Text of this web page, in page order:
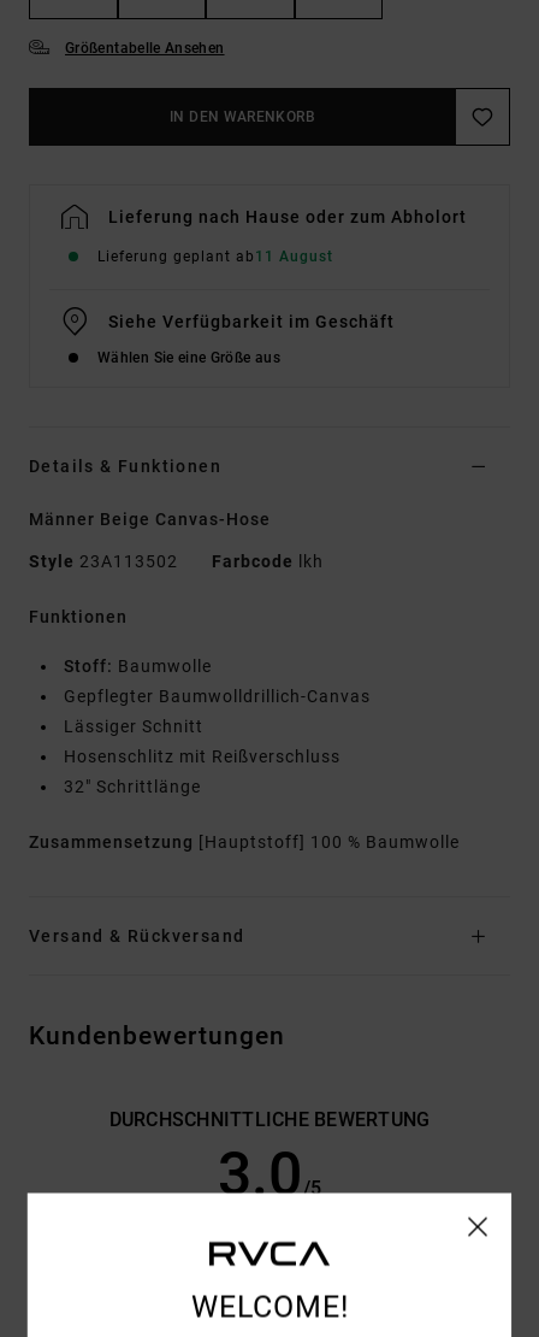
Größentabelle Ansehen
IN DEN WARENKORB
Lieferung nach Hause oder zum Abholort
Lieferung geplant ab 11 August
Siehe Verfügbarkeit im Geschäft
Wählen Sie eine Größe aus
Details & Funktionen
Männer Beige Canvas-Hose
Style 23A113502 Farbcode lkh
Funktionen
Stoff: Baumwolle
Gepflegter Baumwolldrillich-Canvas
Lässiger Schnitt
Hosenschlitz mit Reißverschluss
32" Schrittlänge
Zusammensetzung [Hauptstoff] 100 % Baumwolle
Versand & Rückversand
Kundenbewertungen
DURCHSCHNITTLICHE BEWERTUNG
3.0/5
2 VERIFIZIERTEN BEWERTUNGEN
50% UNSERER KUNDEN EMPFEHLEN DIESES PRODUKT
WELCOME!